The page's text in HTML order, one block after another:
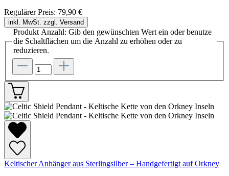
Regulärer Preis: 79,90 €
inkl. MwSt. zzgl. Versand
Produkt Anzahl: Gib den gewünschten Wert ein oder benutze
die Schaltflächen um die Anzahl zu erhöhen oder zu
reduzieren.
Keltischer Anhänger aus Sterlingsilber – Handgefertigt auf Orkney